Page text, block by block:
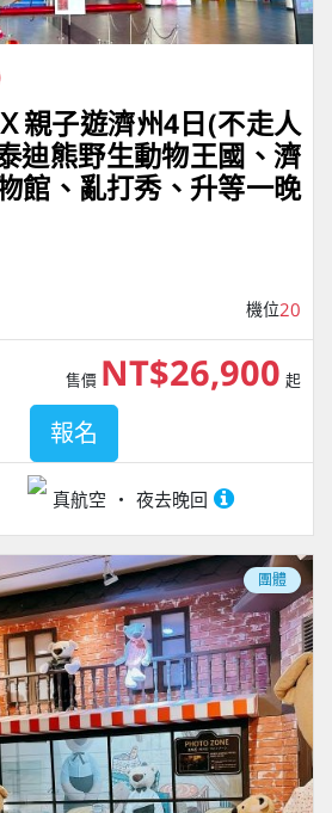
親子遊濟州4⽇(不走人
迪熊野⽣動物王國、濟
館、亂打秀、升等一晚
機位20
真航空 夜去晚回
售價 NT$26,900 起
報名
團體